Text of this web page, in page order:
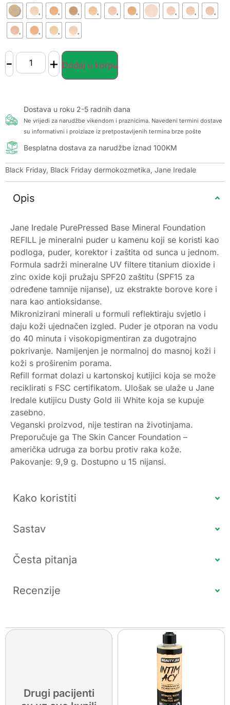
- + Dodaj u korpu
Dostava u roku 2-5 radnih dana
Ne vrijedi za narudžbe vikendom i praznicima. Navedeni termini dostave
su informativni i proizlaze iz pretpostavljenih termina brze pošte
Besplatna dostava za narudžbe iznad 100KM
Black Friday, Black Friday dermokozmetika, Jane Iredale
Opis
Jane Iredale PurePressed Base Mineral Foundation
REFILL je mineralni puder u kamenu koji se koristi kao
podloga, puder, korektor i zaštita od sunca u jednom.
Formula sadrži mineralne UV filtere titanium dioxide i
zinc oxide koji pružaju SPF20 zaštitu (SPF15 za
određene tamnije nijanse), uz ekstrakte borove kore i
nara kao antioksidanse.
Mikronizirani minerali u formuli reflektiraju svjetlo i
daju koži ujednačen izgled. Puder je otporan na vodu
do 40 minuta i visokopigmentiran za dugotrajno
pokrivanje. Namijenjen je normalnoj do masnoj koži i
koži s proširenim porama.
Refill format dolazi u kartonskoj kutijici koja se može
reciklirati s FSC certifikatom. Ulošak se ulaže u Jane
Iredale kutijicu Dusty Gold ili White koja se kupuje
zasebno.
Veganski proizvod, nije testiran na životinjama.
Preporučuje ga The Skin Cancer Foundation –
američka udruga za borbu protiv raka kože.
Pakovanje: 9,9 g. Dostupno u 15 nijansi.
Kako koristiti
Sastav
Česta pitanja
Recenzije
Drugi pacijenti